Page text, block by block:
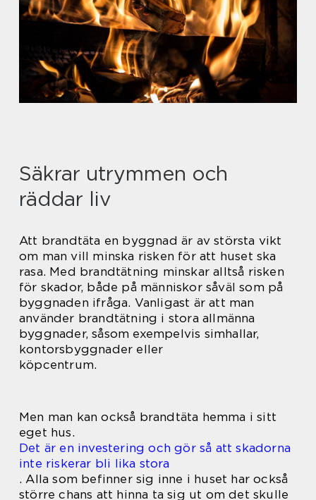
Säkrar utrymmen och
räddar liv
Att brandtäta en byggnad är av största vikt
om man vill minska risken för att huset ska
rasa. Med brandtätning minskar alltså risken
för skador, både på människor såväl som på
byggnaden ifråga. Vanligast är att man
använder brandtätning i stora allmänna
byggnader, såsom exempelvis simhallar,
kontorsbyggnader eller
köpcentrum.
Men man kan också brandtäta hemma i sitt
eget hus.
Det är en investering och gör så att skadorna
inte riskerar bli lika stora
. Alla som befinner sig inne i huset har också
större chans att hinna ta sig ut om det skulle